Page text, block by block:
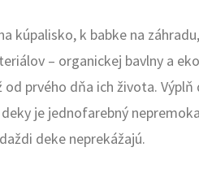
kúpalisko, k babke na
– organickej bavlny a
prvého dňa ich života.
je jednofarebný
deke neprekážajú.